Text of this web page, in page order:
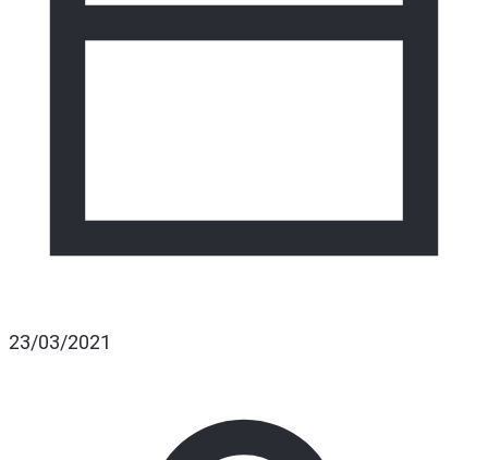
23/03/2021